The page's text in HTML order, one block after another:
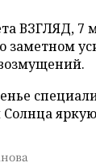
ВЗГЛЯД, 7
о заметном
Солнца